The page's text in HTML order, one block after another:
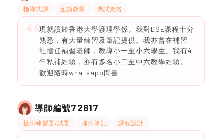
指導功課 互動教學 應試策略
現就讀於香港大學護理學係。我對DSE課程十分
熟悉，有大量練習及筆記提供。我亦曾在補習
社擔任補習老師，教導小一至小六學生。我有4
年私補經驗，亦有多名小二至中六教學經驗。
歡迎隨時whatsapp問書
導師編號72817
提供練習題/試題 提供筆記 課程設計